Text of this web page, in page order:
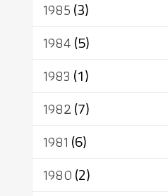
1985(3)
1984(5)
1983 (1)
1982(7)
1981 (6)
1980(2)